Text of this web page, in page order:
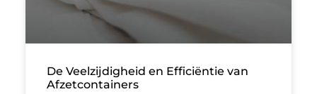
De Veelzijdigheid en Efficiëntie van
Afzetcontainers